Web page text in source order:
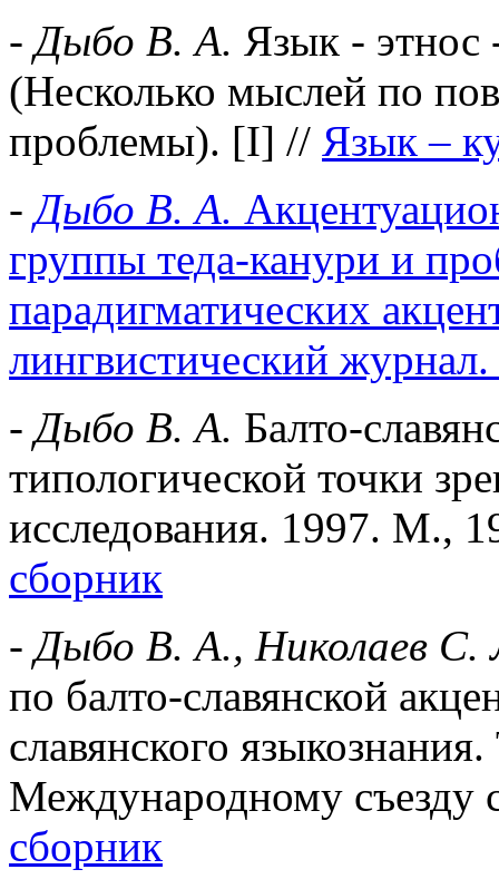
-Дыбо В. А. Язык - этнос
(Несколько мыслей по
проблемы). [I] // Язык –
-Дыбо В. А.
группы теда-канури и
парадигматических
лингвистический
-Дыбо В. А. Балто-
типологической точки
исследования. 1997. М.,
сборник
-Дыбо В. А., Николаев
по балто-славянской
славянского
Международному съезду
сборник